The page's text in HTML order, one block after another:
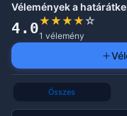
Vélemények a
4.0★★★★☆
1 vélemény
Összes